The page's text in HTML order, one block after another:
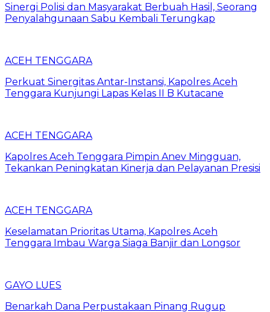
Sinergi Polisi dan Masyarakat Berbuah Hasil, Seorang
Penyalahgunaan Sabu Kembali Terungkap
ACEH TENGGARA
Perkuat Sinergitas Antar-Instansi, Kapolres Aceh
Tenggara Kunjungi Lapas Kelas II B Kutacane
ACEH TENGGARA
Kapolres Aceh Tenggara Pimpin Anev Mingguan,
Tekankan Peningkatan Kinerja dan Pelayanan Presisi
ACEH TENGGARA
Keselamatan Prioritas Utama, Kapolres Aceh
Tenggara Imbau Warga Siaga Banjir dan Longsor
GAYO LUES
Benarkah Dana Perpustakaan Pinang Rugup